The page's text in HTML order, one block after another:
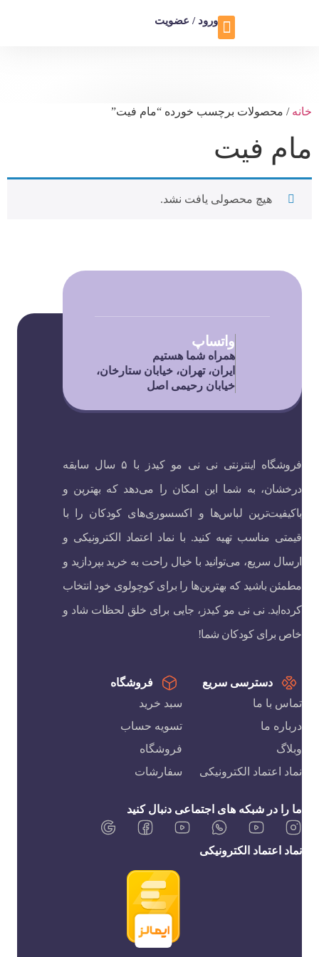
ورود / عضویت
خانه / محصولات برچسب خورده “مام فیت”
مام فیت
هیچ محصولی یافت نشد.
ایران، تهران، خیابان ستارخان،
خیابان رحیمی اصل
واتساپ
همراه شما هستیم
فروشگاه اینترنتی نی نی مو کیدز با ۵ سال سابقه
درخشان، به شما این امکان را می‌دهد که بهترین و
باکیفیت‌ترین لباس‌ها و اکسسوری‌های کودکان را با
قیمتی مناسب تهیه کنید. با نماد اعتماد الکترونیکی و
ارسال سریع، می‌توانید با خیال راحت به خرید بپردازید و
مطمئن باشید که بهترین‌ها را برای کوچولوی خود انتخاب
کرده‌اید. نی نی مو کیدز، جایی برای خلق لحظات شاد و
خاص برای کودکان شما!
دسترسی سریع
تماس با ما
درباره ما
وبلاگ
نماد اعتماد الکترونیکی
فروشگاه
سبد خرید
تسویه حساب
فروشگاه
سفارشات
ما را در شبکه های اجتماعی دنبال کنید
نماد اعتماد الکترونیکی